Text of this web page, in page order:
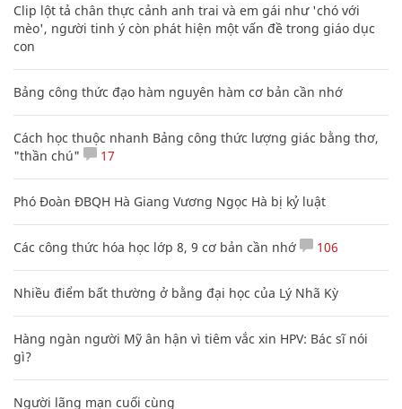
Clip lột tả chân thực cảnh anh trai và em gái như 'chó với
mèo', người tinh ý còn phát hiện một vấn đề trong giáo dục
con
Bảng công thức đạo hàm nguyên hàm cơ bản cần nhớ
Cách học thuộc nhanh Bảng công thức lượng giác bằng thơ,
"thần chú"
17
Phó Đoàn ĐBQH Hà Giang Vương Ngọc Hà bị kỷ luật
Các công thức hóa học lớp 8, 9 cơ bản cần nhớ 106
Nhiều điểm bất thường ở bằng đại học của Lý Nhã Kỳ
Hàng ngàn người Mỹ ân hận vì tiêm vắc xin HPV: Bác sĩ nói
gì?
Người lãng mạn cuối cùng